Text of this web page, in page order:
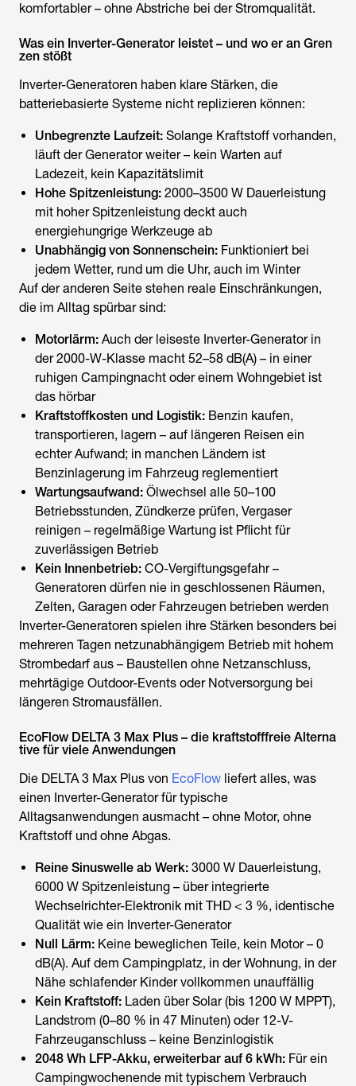
komfortabler – ohne Abstriche bei der Stromqualität.
Was ein Inverter-Generator leistet – und wo er an Gren
zen stößt
Inverter-Generatoren haben klare Stärken, die
batteriebasierte Systeme nicht replizieren können:
Unbegrenzte Laufzeit: Solange Kraftstoff vorhanden,
läuft der Generator weiter – kein Warten auf
Ladezeit, kein Kapazitätslimit
Hohe Spitzenleistung: 2000–3500 W Dauerleistung
mit hoher Spitzenleistung deckt auch
energiehungrige Werkzeuge ab
Unabhängig von Sonnenschein: Funktioniert bei
jedem Wetter, rund um die Uhr, auch im Winter
Auf der anderen Seite stehen reale Einschränkungen,
die im Alltag spürbar sind:
Motorlärm: Auch der leiseste Inverter-Generator in
der 2000-W-Klasse macht 52–58 dB(A) – in einer
ruhigen Campingnacht oder einem Wohngebiet ist
das hörbar
Kraftstoffkosten und Logistik: Benzin kaufen,
transportieren, lagern – auf längeren Reisen ein
echter Aufwand; in manchen Ländern ist
Benzinlagerung im Fahrzeug reglementiert
Wartungsaufwand: Ölwechsel alle 50–100
Betriebsstunden, Zündkerze prüfen, Vergaser
reinigen – regelmäßige Wartung ist Pflicht für
zuverlässigen Betrieb
Kein Innenbetrieb: CO-Vergiftungsgefahr –
Generatoren dürfen nie in geschlossenen Räumen,
Zelten, Garagen oder Fahrzeugen betrieben werden
Inverter-Generatoren spielen ihre Stärken besonders bei
mehreren Tagen netzunabhängigem Betrieb mit hohem
Strombedarf aus – Baustellen ohne Netzanschluss,
mehrtägige Outdoor-Events oder Notversorgung bei
längeren Stromausfällen.
EcoFlow DELTA 3 Max Plus – die kraftstofffreie Alterna
tive für viele Anwendungen
Die DELTA 3 Max Plus von EcoFlow liefert alles, was
einen Inverter-Generator für typische
Alltagsanwendungen ausmacht – ohne Motor, ohne
Kraftstoff und ohne Abgas.
Reine Sinuswelle ab Werk: 3000 W Dauerleistung,
6000 W Spitzenleistung – über integrierte
Wechselrichter-Elektronik mit THD < 3 %, identische
Qualität wie ein Inverter-Generator
Null Lärm: Keine beweglichen Teile, kein Motor – 0
dB(A). Auf dem Campingplatz, in der Wohnung, in der
Nähe schlafender Kinder vollkommen unauffällig
Kein Kraftstoff: Laden über Solar (bis 1200 W MPPT),
Landstrom (0–80 % in 47 Minuten) oder 12-V-
Fahrzeuganschluss – keine Benzinlogistik
2048 Wh LFP-Akku, erweiterbar auf 6 kWh: Für ein
Campingwochenende mit typischem Verbrauch